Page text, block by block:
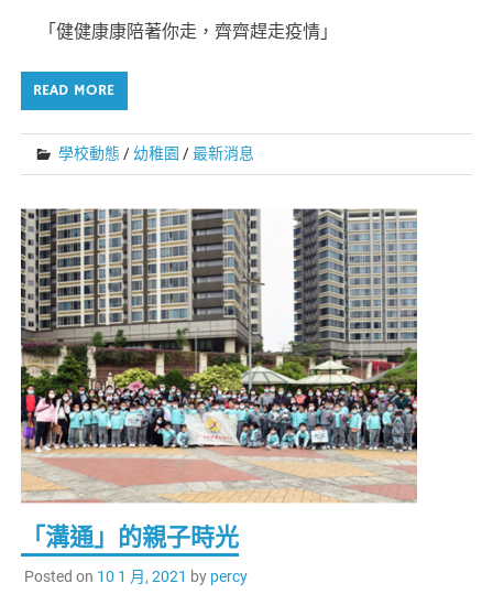
「健健康康陪著你走，齊齊趕走疫情」
READ MORE
學校動態 / 幼稚園 /最新消息
「溝通」的親子時光
Posted on 10 1 月, 2021 by percy